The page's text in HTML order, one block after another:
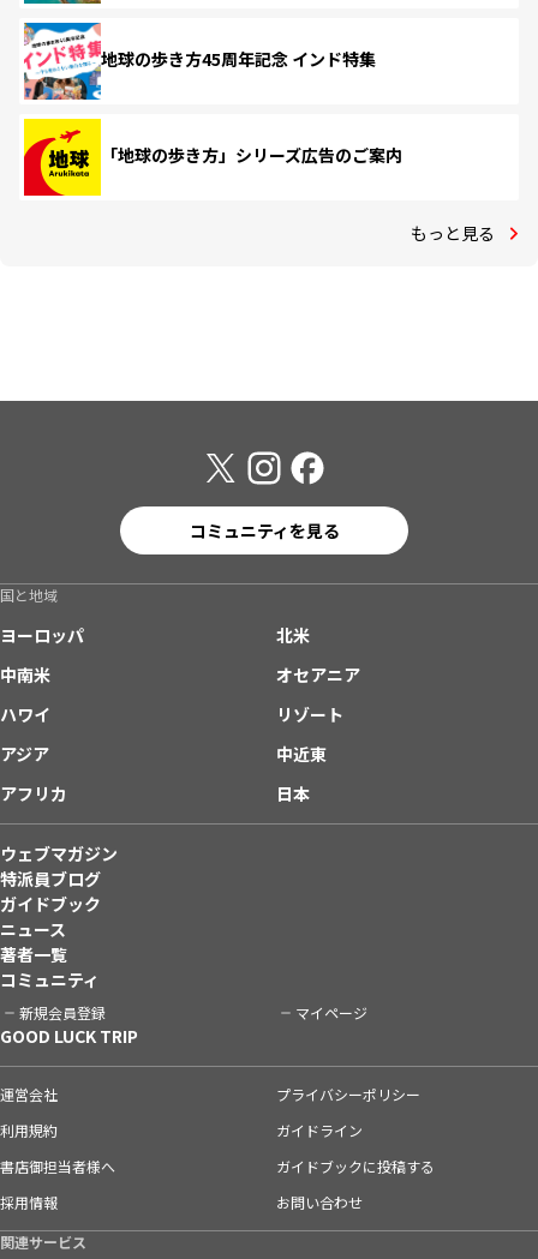
地球の歩き方45周年記念 インド特集
「地球の歩き方」シリーズ広告のご案内
もっと見る
コミュニティを見る
国と地域
ヨーロッパ
北米
中南米
オセアニア
ハワイ
リゾート
アジア
中近東
アフリカ
日本
ウェブマガジン
特派員ブログ
ガイドブック
ニュース
著者一覧
コミュニティ
新規会員登録 マイページ
GOOD LUCK TRIP
運営会社
プライバシーポリシー
利用規約
ガイドライン
書店御担当者様へ
ガイドブックに投稿する
採用情報
お問い合わせ
関連サービス